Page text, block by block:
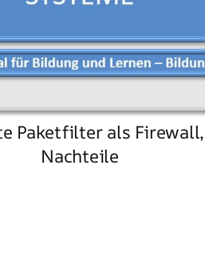
Paketfilter als
Nachteile